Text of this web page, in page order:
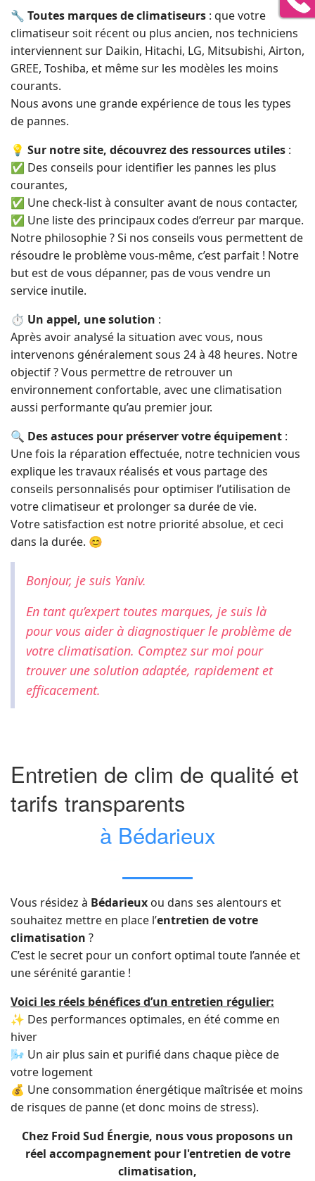
🔧 Toutes marques de climatiseurs : que votre
climatiseur soit récent ou plus ancien, nos techniciens
interviennent sur Daikin, Hitachi, LG, Mitsubishi, Airton,
GREE, Toshiba, et même sur les modèles les moins
courants.
Nous avons une grande expérience de tous les types
de pannes.
💡 Sur notre site, découvrez des ressources utiles :
✅ Des conseils pour identifier les pannes les plus
courantes,
✅ Une check-list à consulter avant de nous contacter,
✅ Une liste des principaux codes d’erreur par marque.
Notre philosophie ? Si nos conseils vous permettent de
résoudre le problème vous-même, c’est parfait ! Notre
but est de vous dépanner, pas de vous vendre un
service inutile.
⏱️ Un appel, une solution :
Après avoir analysé la situation avec vous, nous
intervenons généralement sous 24 à 48 heures. Notre
objectif ? Vous permettre de retrouver un
environnement confortable, avec une climatisation
aussi performante qu’au premier jour.
🔍 Des astuces pour préserver votre équipement :
Une fois la réparation effectuée, notre technicien vous
explique les travaux réalisés et vous partage des
conseils personnalisés pour optimiser l’utilisation de
votre climatiseur et prolonger sa durée de vie.
Votre satisfaction est notre priorité absolue, et ceci
dans la durée. 😊
Bonjour, je suis Yaniv.
En tant qu’expert toutes marques, je suis là
pour vous aider à diagnostiquer le problème de
votre climatisation. Comptez sur moi pour
trouver une solution adaptée, rapidement et
efficacement.
Entretien de clim de qualité et
tarifs transparents
à Bédarieux
Vous résidez à Bédarieux ou dans ses alentours et
souhaitez mettre en place l’entretien de votre
climatisation ?
C’est le secret pour un confort optimal toute l’année et
une sérénité garantie !
Voici les réels bénéfices d’un entretien régulier:
✨ Des performances optimales, en été comme en
hiver
🌬️ Un air plus sain et purifié dans chaque pièce de
votre logement
💰 Une consommation énergétique maîtrisée et moins
de risques de panne (et donc moins de stress).
Chez Froid Sud Énergie, nous vous proposons un
réel accompagnement pour l'entretien de votre
climatisation,